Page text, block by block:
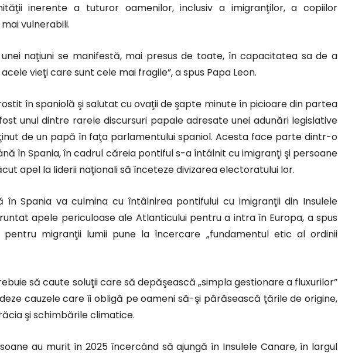
inerente a tuturor oamenilor, inclusiv a imigranţilor, a copiilor
vulnerabili.
naţiuni se manifestă, mai presus de toate, în capacitatea sa de a
vieţi care sunt cele mai fragile”, a spus Papa Leon.
în spaniolă şi salutat cu ovaţii de şapte minute în picioare din partea
unul dintre rarele discursuri papale adresate unei adunări legislative
de un papă în faţa parlamentului spaniol. Acesta face parte dintr-o
în Spania, în cadrul căreia pontiful s-a întâlnit cu imigranţi şi persoane
apel la liderii naţionali să înceteze divizarea electoratului lor.
în Spania va culmina cu întâlnirea pontifului cu imigranţii din Insulele
apele periculoase ale Atlanticului pentru a intra în Europa, a spus
migranţii lumii pune la încercare „fundamentul etic al ordinii
să caute soluţii care să depăşească „simpla gestionare a fluxurilor”
cauzele care îi obligă pe oameni să-şi părăsească ţările de origine,
şi schimbările climatice.
au murit în 2025 încercând să ajungă în Insulele Canare, în largul